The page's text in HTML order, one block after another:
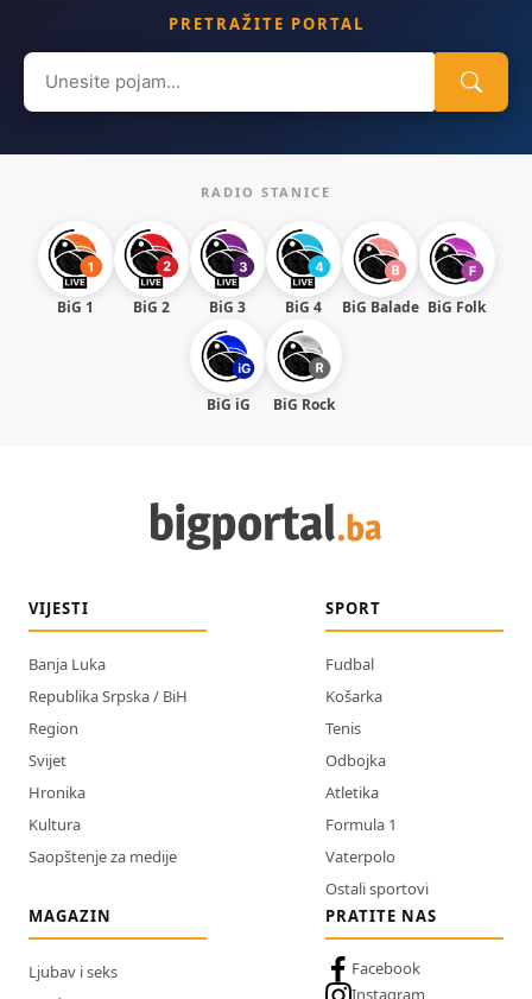
PRETRAŽITE PORTAL
Search
for:
RADIO STANICE
BiG 1 BiG 2 BiG 3 BiG 4 BiG Balade BiG Folk
BiG iG BiG Rock
VIJESTI
Banja Luka
Republika Srpska / BiH
Region
Svijet
Hronika
Kultura
Saopštenje za medije
SPORT
Fudbal
Košarka
Tenis
Odbojka
Atletika
Formula 1
Vaterpolo
Ostali sportovi
MAGAZIN
Ljubav i seks
PRATITE NAS
Facebook
Instagram